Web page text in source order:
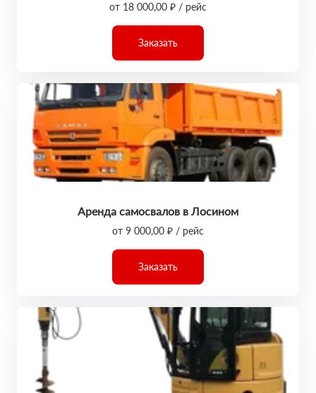
от 18 000,00 ₽ / рейс
Заказать
Аренда самосвалов в Лосином
от 9 000,00 ₽ / рейс
Заказать